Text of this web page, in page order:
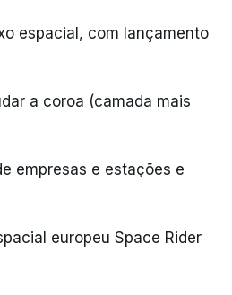
espacial, com lançamento
a coroa (camada mais
empresas e estações e
europeu Space Rider